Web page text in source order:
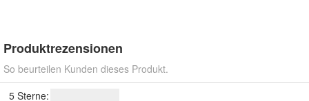
Produktrezensionen
So beurteilen Kunden dieses Produkt.
5 Sterne: